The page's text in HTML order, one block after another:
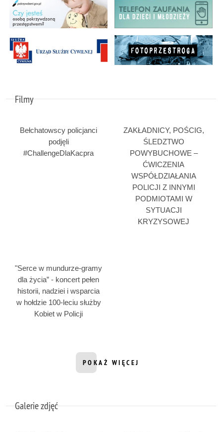
Filmy
Bełchatowscy policjanci
podjęli
#ChallengeDlaKacpra
ZAKŁADNICY, POŚCIG,
ŚLEDZTWO
POWYBUCHOWE –
ĆWICZENIA
WSPÓŁDZIAŁANIA
POLICJI Z INNYMI
PODMIOTAMI W
SYTUACJI
KRYZYSOWEJ
"Serce w mundurze-gramy
dla życia” - koncert pełen
historii, nadziei i wsparcia
w hołdzie 100-leciu służby
Kobiet w Policji
POKAŻ WIĘCEJ
INFORMACJI Z DZIAŁU FILMY
Galerie zdjęć